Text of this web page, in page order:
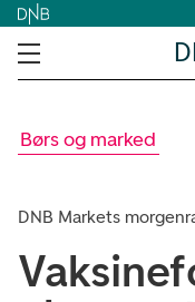
Børs og marked
DNB Markets